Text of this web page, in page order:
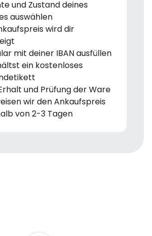
und Zustand deines
auswählen
wird dir
mit deiner IBAN ausfüllen
ein kostenloses
und Prüfung der Ware
wir den Ankaufspreis
von 2-3 Tagen